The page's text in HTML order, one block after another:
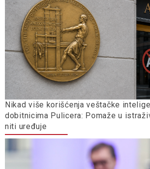
Nikad više korišćenja veštačke
dobitnicima Pulicera: Pomaže u
niti uređuje